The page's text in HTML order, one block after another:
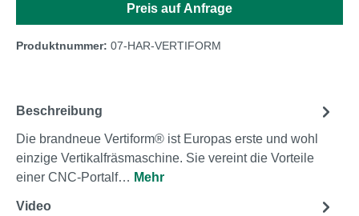
Preis auf Anfrage
Produktnummer: 07-HAR-VERTIFORM
Beschreibung
Die brandneue Vertiform® ist Europas erste und wohl
einzige Vertikalfräsmaschine. Sie vereint die Vorteile
einer CNC-Portalf… Mehr
Video